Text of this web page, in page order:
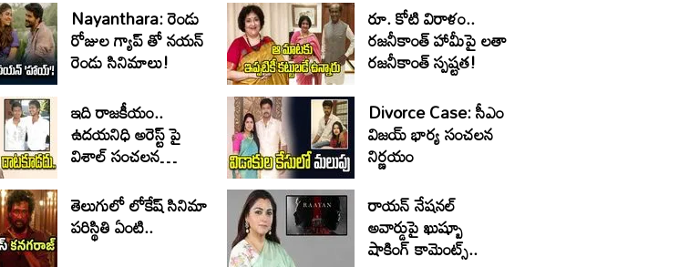
Nayanthara: రెండు
రోజుల గ్యాప్ తో నయన్
రెండు సినిమాలు!
రూ. కోటి విరాళం..
రజనీకాంత్ హామీపై లతా
రజనీకాంత్ స్పష్టత!
ఇది రాజకీయం..
ఉదయనిధి అరెస్ట్ పై
విశాల్ సంచలన
Divorce Case: సీఎం
విజయ్ భార్య సంచలన
నిర్ణయం
తెలుగులో లోకేష్ సినిమా
పరిస్థితి ఏంటి..
రాయన్ నేషనల్
అవార్డుపై ఖుష్బూ
షాకింగ్ కామెంట్స్..